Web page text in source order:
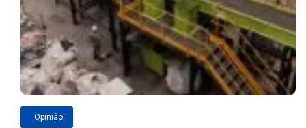
Opinião